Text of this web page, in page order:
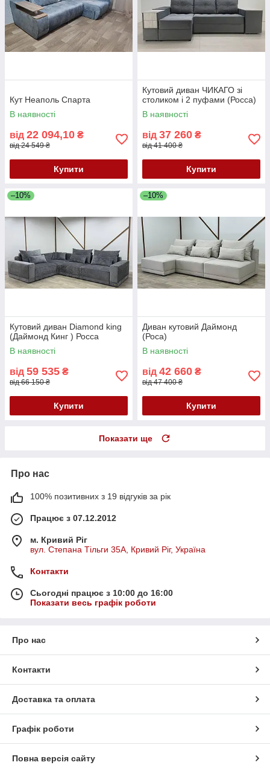
Кут Неаполь Спарта
В наявності
від 22 094,10 ₴
від 24 549 ₴
Купити
Кутовий диван ЧИКАГО зі
столиком і 2 пуфами (Росса)
В наявності
від 37 260 ₴
від 41 400 ₴
Купити
–10%
Кутовий диван Diamond king
(Даймонд Кинг ) Росса
В наявності
від 59 535 ₴
від 66 150 ₴
Купити
–10%
Диван кутовий Даймонд
(Роса)
В наявності
від 42 660 ₴
від 47 400 ₴
Купити
Показати ще
Про нас
100% позитивних з 19 відгуків за рік
Працює з 07.12.2012
м. Кривий Ріг
вул. Степана Тільги 35А, Кривий Ріг, Україна
Контакти
Сьогодні працює з 10:00 до 16:00
Показати весь графік роботи
Про нас
Контакти
Доставка та оплата
Графік роботи
Повна версія сайту